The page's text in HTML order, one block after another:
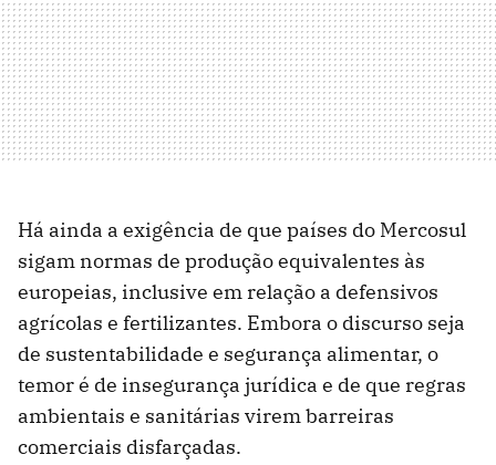
Há ainda a exigência de que países do Mercosul
sigam normas de produção equivalentes às
europeias, inclusive em relação a defensivos
agrícolas e fertilizantes. Embora o discurso seja
de sustentabilidade e segurança alimentar, o
temor é de insegurança jurídica e de que regras
ambientais e sanitárias virem barreiras
comerciais disfarçadas.